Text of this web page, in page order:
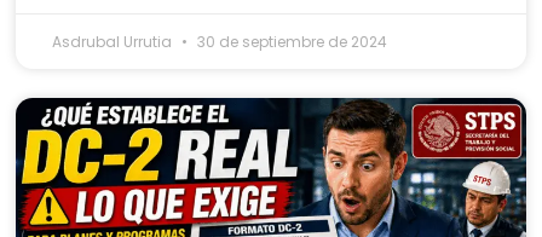
Asdrubal Urrutia 30 de septiembre de 2024